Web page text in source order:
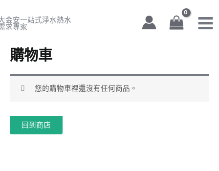
至
主
購物車
您的購物車裡還沒有任何商品。
回到商店